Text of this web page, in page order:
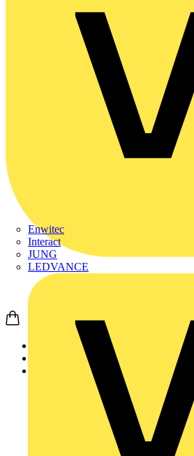
Enwitec
Interact
JUNG
LEDVANCE